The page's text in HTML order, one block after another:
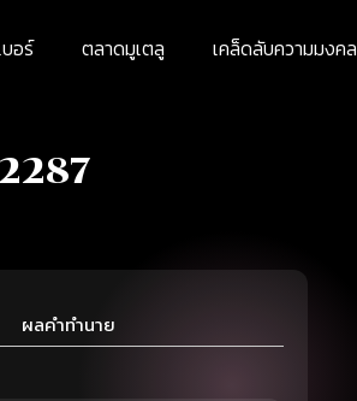
อร์ ตลาดมูเตลู เคล็ดลับความมงคล
ผลคำทำนาย